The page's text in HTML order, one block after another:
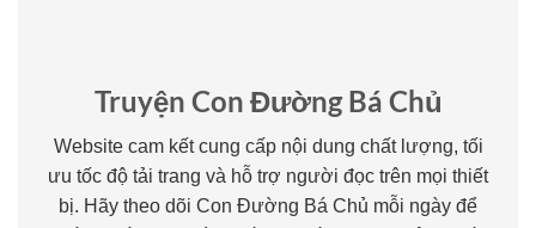
Truyện Con Đường Bá Chủ
Website cam kết cung cấp nội dung chất lượng, tối
ưu tốc độ tải trang và hỗ trợ người đọc trên mọi thiết
bị. Hãy theo dõi Con Đường Bá Chủ mỗi ngày để